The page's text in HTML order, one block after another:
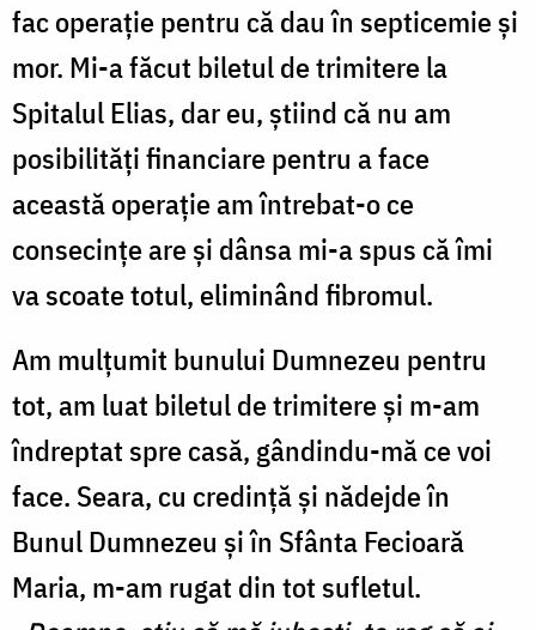
fac operaţie pentru că dau în septicemie şi
mor. Mi-a făcut biletul de trimitere la
Spitalul Elias, dar eu, ştiind că nu am
posibilităţi financiare pentru a face
această operaţie am întrebat-o ce
consecinţe are şi dânsa mi-a spus că îmi
va scoate totul, eliminând fibromul.
Am mulţumit bunului Dumnezeu pentru
tot, am luat biletul de trimitere şi m-am
îndreptat spre casă, gândindu-mă ce voi
face. Seara, cu credinţă şi nădejde în
Bunul Dumnezeu şi în Sfânta Fecioară
Maria, m-am rugat din tot sufletul.